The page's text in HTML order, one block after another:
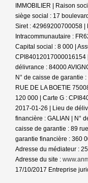
IMMOBILIER | Raison
siège social : 17
Siret : 42969200700058 |
Intracommunautaire :
Capital social : 8 000 |
CPI84012017000016154
délivrance : 84000
N° de caisse de garantie
RUE DE LA BOETIE
120 000 | Carte G :
2017-01-26 | Lieu de
financière : GALIAN | N°
caisse de garantie : 89
garantie financière : 360
Adresse du médiateur :
Adresse du site :
17/10/2017 Entreprise